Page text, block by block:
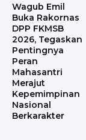
Wagub Emil
Buka Rakornas
DPP FKMSB
2026, Tegaskan
Pentingnya
Peran
Mahasantri
Merajut
Kepemimpinan
Nasional
Berkarakter